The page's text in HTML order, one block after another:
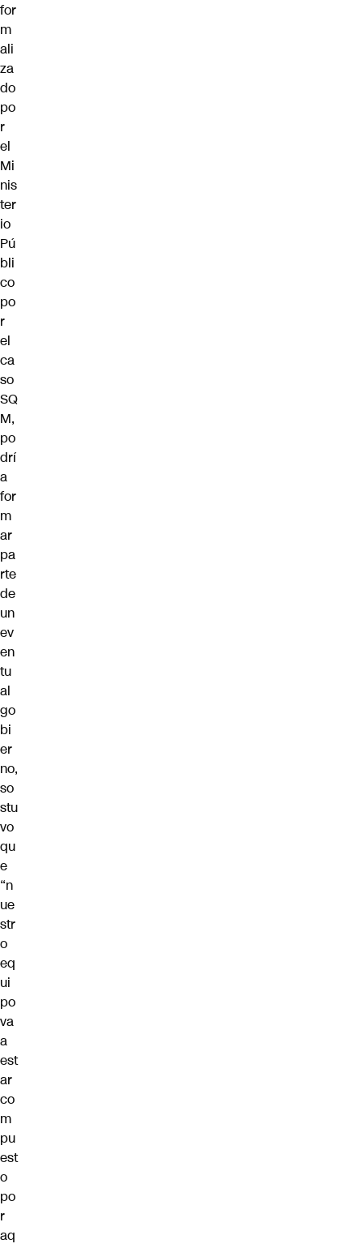
for
m
ali
za
do
po
r
el
Mi
nis
ter
io
Pú
bli
co
po
r
el
ca
so
SQ
M,
po
drí
a
for
m
ar
pa
rte
de
un
ev
en
tu
al
go
bi
er
no,
so
stu
vo
qu
e
“n
ue
str
o
eq
ui
po
va
a
est
ar
co
m
pu
est
o
po
r
aq